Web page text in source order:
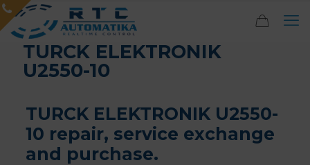
TURCK ELEKTRONIK
U2550-10
TURCK ELEKTRONIK U2550-
10 repair, service exchange
and purchase.